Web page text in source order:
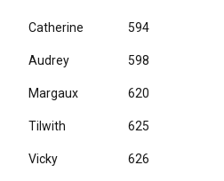
Catherine 594
Audrey 598
Margaux 620
Tilwith 625
Vicky 626